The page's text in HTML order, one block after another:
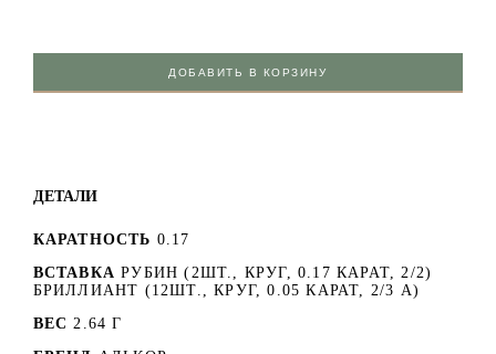
ДОБАВИТЬ В КОРЗИНУ
ДЕТАЛИ
КАРАТНОСТЬ 0.17
ВСТАВКА РУБИН (2ШТ., КРУГ, 0.17 КАРАТ, 2/2)
БРИЛЛИАНТ (12ШТ., КРУГ, 0.05 КАРАТ, 2/3 А)
ВЕС 2.64 Г